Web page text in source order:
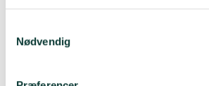
Nødvendig
Domaine Voirin-